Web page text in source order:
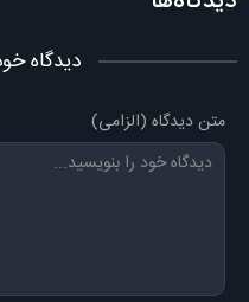
دیدگاه
متن دیدگاه (الزامی)